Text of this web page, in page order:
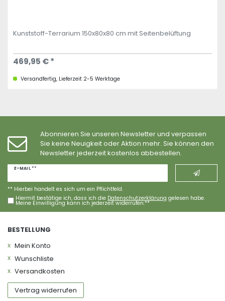
Kunststoff-Terrarium 150x80x80 cm mit Seitenbelüftung
469,95 € *
Versandfertig, Lieferzeit 2-5 Werktage
Abonnieren Sie unseren Newsletter und verpassen
Sie keine Neuigkeit oder Aktion mehr. Sie können den
Newsletter jederzeit kostenlos abbestellen.
E-MAIL **
Newsletter
Hiermit bestätige ich, dass ich die Daten­schutz­erklärung gelesen habe.
Meine Einwilligung kann ich jederzeit widerrufen.**
** Hierbei handelt es sich um ein Pflichtfeld.
BESTELLUNG
Mein Konto
Wunschliste
Versandkosten
Vertrag widerrufen